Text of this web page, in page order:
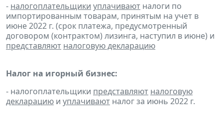
- налогоплательщики уплачивают налоги по
импортированным товарам, принятым на учет в
июне 2022 г. (срок платежа, предусмотренный
договором (контрактом) лизинга, наступил в июне) и
представляют налоговую декларацию
Налог на игорный бизнес:
- налогоплательщики представляют налоговую
декларацию и уплачивают налог за июнь 2022 г.